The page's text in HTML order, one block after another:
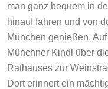
man ganz bequem in
hinauf fahren und von
München genießen.
Münchner Kindl über
Rathauses zur
Dort erinnert ein